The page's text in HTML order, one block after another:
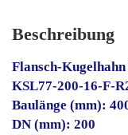
Beschreibung
Flansch-Kugelhahn
KSL77-200-16-F-
Baulänge (mm):
DN (mm): 200